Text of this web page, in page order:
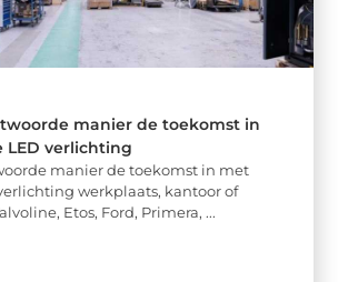
manier de toekomst in
LED verlichting
manier de toekomst in met
werkplaats, kantoor of
Etos, Ford, Primera, ...